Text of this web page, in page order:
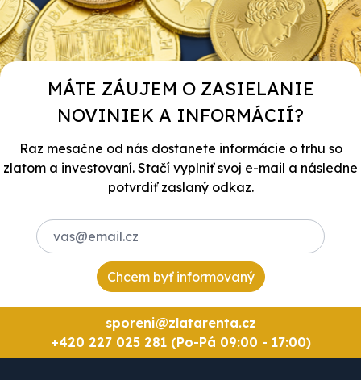
MÁTE ZÁUJEM O ZASIELANIE
NOVINIEK A INFORMÁCIÍ?
Raz mesačne od nás dostanete informácie o trhu so
zlatom a investovaní. Stačí vyplniť svoj e-mail a následne
potvrdiť zaslaný odkaz.
Chcem byť informovaný
sporeni@zlatarenta.cz
+420 227 025 281 (Po-Pá 09:00 - 17:00)